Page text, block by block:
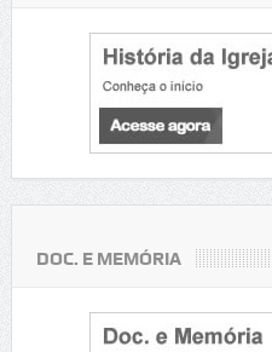
DOC. E MEMÓRIA